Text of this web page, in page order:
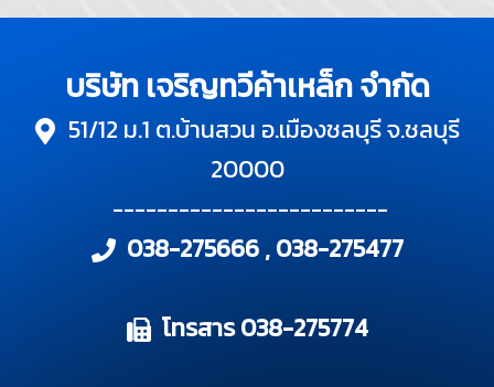
บริษัท เจริญทวีค้าเหล็ก จำกัด
51/12 ม.1 ต.บ้านสวน อ.เมืองชลบุรี จ.ชลบุรี
20000
-------------------------
038-275666 , 038-275477
โทรสาร 038-275774